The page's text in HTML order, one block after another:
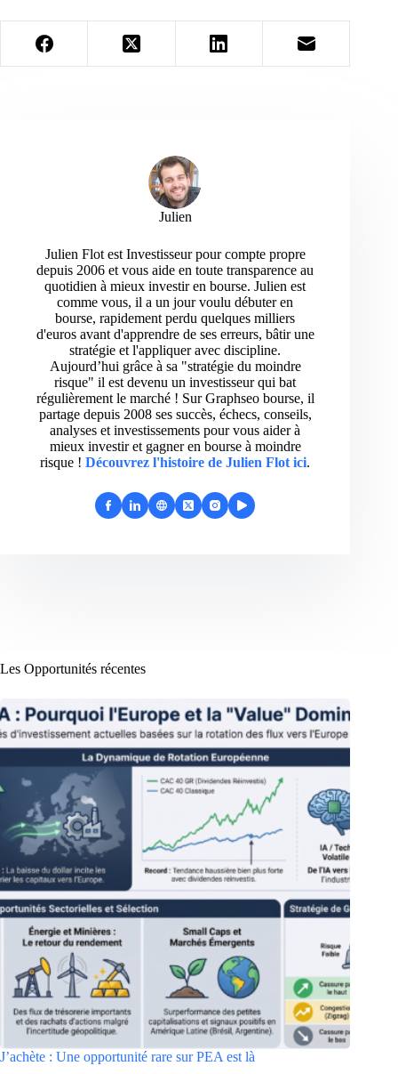
Julien
Julien Flot est Investisseur pour compte propre
depuis 2006 et vous aide en toute transparence au
quotidien à mieux investir en bourse. Julien est
comme vous, il a un jour voulu débuter en
bourse, rapidement perdu quelques milliers
d'euros avant d'apprendre de ses erreurs, bâtir une
stratégie et l'appliquer avec discipline.
Aujourd’hui grâce à sa "stratégie du moindre
risque" il est devenu un investisseur qui bat
régulièrement le marché ! Sur Graphseo bourse, il
partage depuis 2008 ses succès, échecs, conseils,
analyses et investissements pour vous aider à
mieux investir et gagner en bourse à moindre
risque ! Découvrez l'histoire de Julien Flot ici.
Les Opportunités récentes
J’achète : Une opportunité rare sur PEA est là